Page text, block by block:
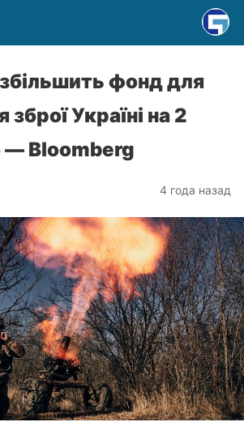
фонд для
зброї Україні на 2
— Bloomberg
4 года назад